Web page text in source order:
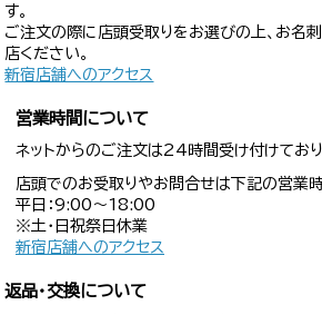
す。
ご注文の際に店頭受取りをお選びの上、お名
店ください。
新宿店舗へのアクセス
営業時間について
ネットからのご注文は24時間受け付けており
店頭でのお受取りやお問合せは下記の営業時
平日：9:00〜18:00
※土・日祝祭日休業
新宿店舗へのアクセス
返品・交換について